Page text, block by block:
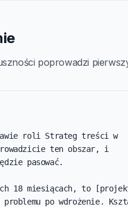
poprowadzi
roli Strateg treści w
ten obszar, i
pasować.
18 miesiącach, to
problemu po wdrożenie.